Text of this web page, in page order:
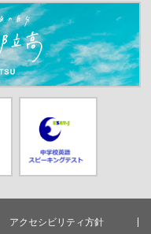
きます）
ピーキングテ
スト（別ウイ
ンドウが開き
アクセシビリティ方針